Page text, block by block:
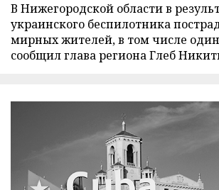
В Нижегородской области в
украинского беспилотника
мирных жителей, в том числе
сообщил глава региона Глеб